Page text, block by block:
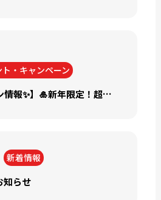
ト・キャンペーン
🏠【キャンペーン情報✨】🎍新年限定！超お得な塗り替えイベント開催🎍 外壁・屋根塗装【超 初売祭】開催！！
新着情報
知らせ